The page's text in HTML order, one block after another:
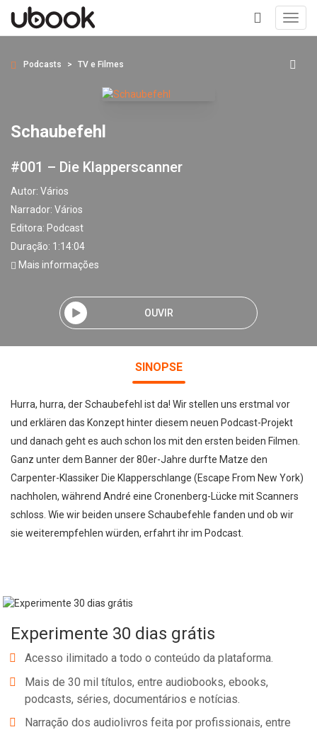
+
Podcasts TV e Filmes
Schaubefehl
#001 – Die Klapperscanner
Autor: Vários
Narrador: Vários
Editora: Podcast
Duração: 1:14:04
Mais informações
OUVIR
SINOPSE
Hurra, hurra, der Schaubefehl ist da! Wir stellen uns erstmal vor
und erklären das Konzept hinter diesem neuen Podcast-Projekt
und danach geht es auch schon los mit den ersten beiden Filmen.
Ganz unter dem Banner der 80er-Jahre durfte Matze den
Carpenter-Klassiker Die Klapperschlange (Escape From New York)
nachholen, während André eine Cronenberg-Lücke mit Scanners
schloss. Wie wir beiden unsere Schaubefehle fanden und ob wir
sie weiterempfehlen würden, erfahrt ihr im Podcast.
Experimente 30 dias grátis
Acesso ilimitado a todo o conteúdo da plataforma.
Mais de 30 mil títulos, entre audiobooks, ebooks,
podcasts, séries, documentários e notícias.
Narração dos audiolivros feita por profissionais, entre